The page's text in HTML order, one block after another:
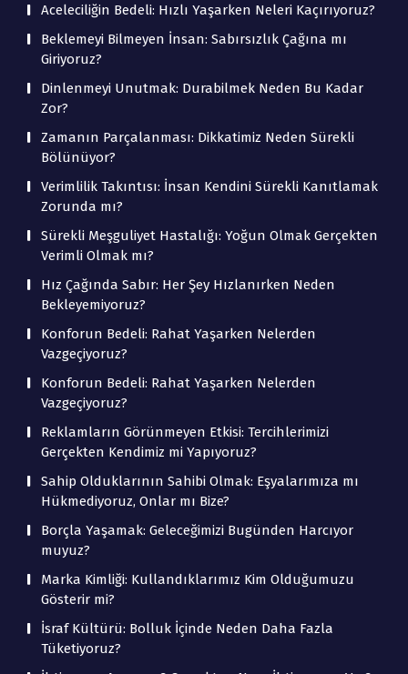
Aceleciliğin Bedeli: Hızlı Yaşarken Neleri Kaçırıyoruz?
Beklemeyi Bilmeyen İnsan: Sabırsızlık Çağına mı
Giriyoruz?
Dinlenmeyi Unutmak: Durabilmek Neden Bu Kadar
Zor?
Zamanın Parçalanması: Dikkatimiz Neden Sürekli
Bölünüyor?
Verimlilik Takıntısı: İnsan Kendini Sürekli Kanıtlamak
Zorunda mı?
Sürekli Meşguliyet Hastalığı: Yoğun Olmak Gerçekten
Verimli Olmak mı?
Hız Çağında Sabır: Her Şey Hızlanırken Neden
Bekleyemiyoruz?
Konforun Bedeli: Rahat Yaşarken Nelerden
Vazgeçiyoruz?
Konforun Bedeli: Rahat Yaşarken Nelerden
Vazgeçiyoruz?
Reklamların Görünmeyen Etkisi: Tercihlerimizi
Gerçekten Kendimiz mi Yapıyoruz?
Sahip Olduklarının Sahibi Olmak: Eşyalarımıza mı
Hükmediyoruz, Onlar mı Bize?
Borçla Yaşamak: Geleceğimizi Bugünden Harcıyor
muyuz?
Marka Kimliği: Kullandıklarımız Kim Olduğumuzu
Gösterir mi?
İsraf Kültürü: Bolluk İçinde Neden Daha Fazla
Tüketiyoruz?